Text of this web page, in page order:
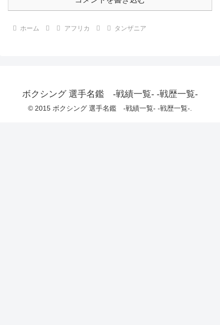
ホーム アフリカ タンザニア
ボクシング 選手名鑑 -戦績一覧- -戦歴一覧-
© 2015 ボクシング 選手名鑑 -戦績一覧- -戦歴一覧-.